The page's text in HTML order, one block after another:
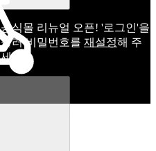
공식몰 리뉴얼 오픈! '로그인'을
눌러 비밀번호를 재설정해 주
세요.